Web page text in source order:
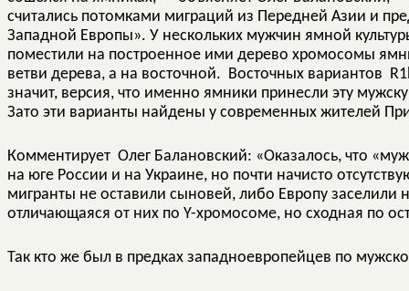
считались потомками миграций из Передней Азии и
Западной Европы». У нескольких мужчин ямной
поместили на построенное ими дерево хромосомы
ветви дерева, а на восточной. Восточных вариантов
значит, версия, что именно ямники принесли эту
Зато эти варианты найдены у современных жителей
Комментирует Олег Балановский: «Оказалось, что
на юге России и на Украине, но почти начисто
мигранты не оставили сыновей, либо Европу заселили
отличающаяся от них по Y-хромосоме, но сходная по
Так кто же был в предках западноевропейцев по